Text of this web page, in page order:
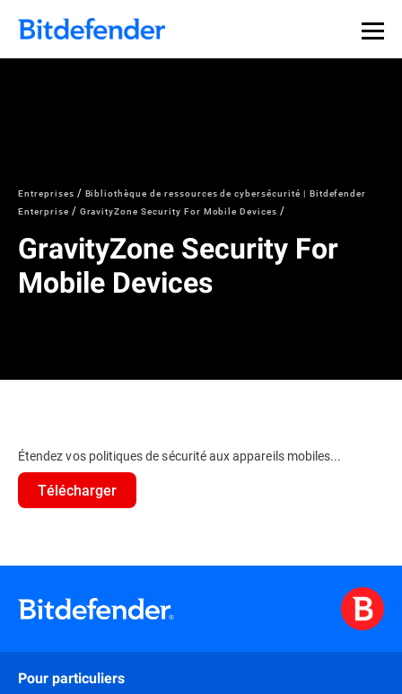
Souveraineté des données en cybersécurité : webinaire
en direct, le 30 juillet .Inscrivez-vous >>
Entreprises
Bibliothèque de ressources de cybersécurité | Bitdefender
Enterprise
GravityZone Security For Mobile Devices
GravityZone Security For
Mobile Devices
Étendez vos politiques de sécurité aux appareils mobiles...
Télécharger
Pour particuliers